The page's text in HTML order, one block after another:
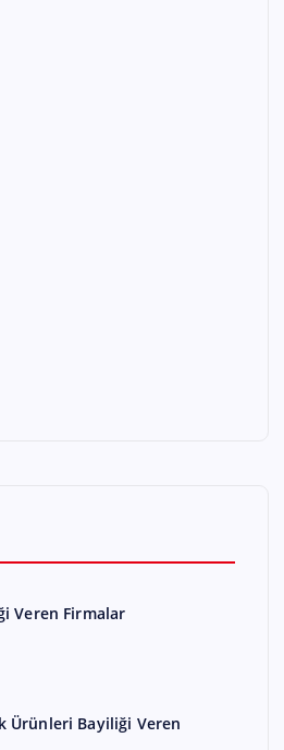
Veren Firmalar
Ürünleri Bayiliği Veren